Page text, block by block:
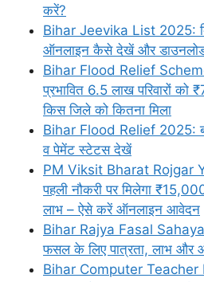
करें?
Bihar Jeevika List 2025:
ऑनलाइन कैसे देखें और
Bihar Flood Relief
प्रभावित 6.5 लाख परिवारों को
किस जिले को कितना मिला
Bihar Flood Relief 2025:
व पेमेंट स्टेटस देखें
PM Viksit Bharat Rojgar
पहली नौकरी पर मिलेगा
लाभ – ऐसे करें ऑनलाइन आवेदन
Bihar Rajya Fasal
फसल के लिए पात्रता, लाभ और
Bihar Computer